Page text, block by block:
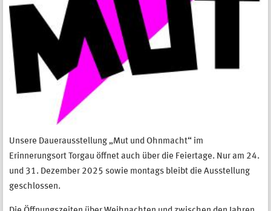
Unsere Dauerausstellung „Mut und Ohnmacht“ im
Erinnerungsort Torgau öffnet auch über die Feiertage. Nur am 24.
und 31. Dezember 2025 sowie montags bleibt die Ausstellung
geschlossen.